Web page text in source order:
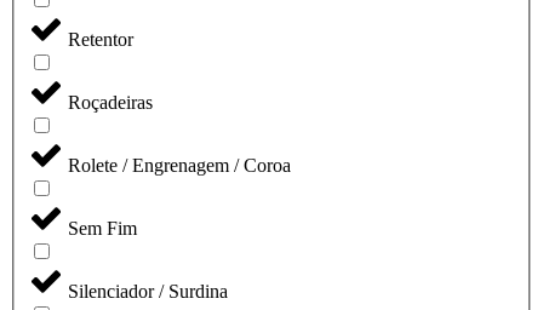
Retentor
Roçadeiras
Rolete / Engrenagem / Coroa
Sem Fim
Silenciador / Surdina